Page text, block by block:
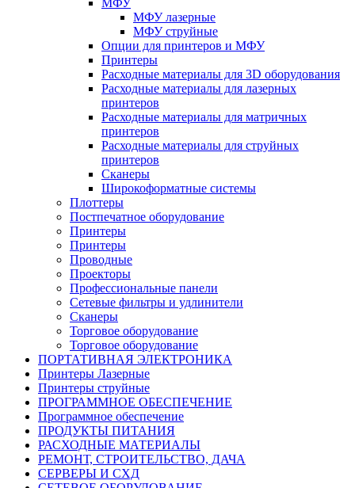
МФУ
МФУ лазерные
МФУ струйные
Опции для принтеров и МФУ
Принтеры
Расходные материалы для 3D оборудования
Расходные материалы для лазерных
принтеров
Расходные материалы для матричных
принтеров
Расходные материалы для струйных
принтеров
Сканеры
Широкоформатные системы
Плоттеры
Постпечатное оборудование
Принтеры
Принтеры
Проводные
Проекторы
Профессиональные панели
Сетевые фильтры и удлинители
Сканеры
Торговое оборудование
Торговое оборудование
ПОРТАТИВНАЯ ЭЛЕКТРОНИКА
Принтеры Лазерные
Принтеры струйные
ПРОГРАММНОЕ ОБЕСПЕЧЕНИЕ
Программное обеспечение
ПРОДУКТЫ ПИТАНИЯ
РАСХОДНЫЕ МАТЕРИАЛЫ
РЕМОНТ, СТРОИТЕЛЬСТВО, ДАЧА
СЕРВЕРЫ И СХД